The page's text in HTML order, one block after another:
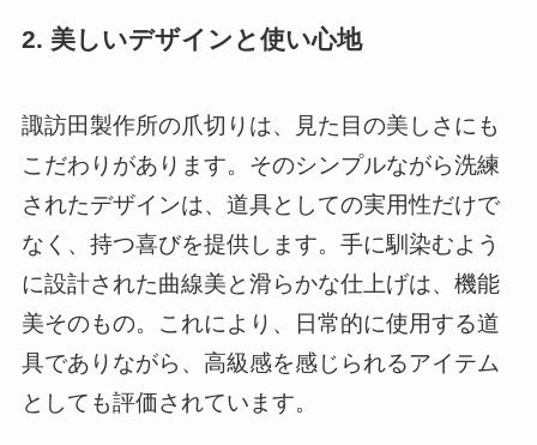
2. 美しいデザインと使い心地
諏訪田製作所の爪切りは、見た目の美しさにも
こだわりがあります。そのシンプルながら洗練
されたデザインは、道具としての実用性だけで
なく、持つ喜びを提供します。手に馴染むよう
に設計された曲線美と滑らかな仕上げは、機能
美そのもの。これにより、日常的に使用する道
具でありながら、高級感を感じられるアイテム
としても評価されています。